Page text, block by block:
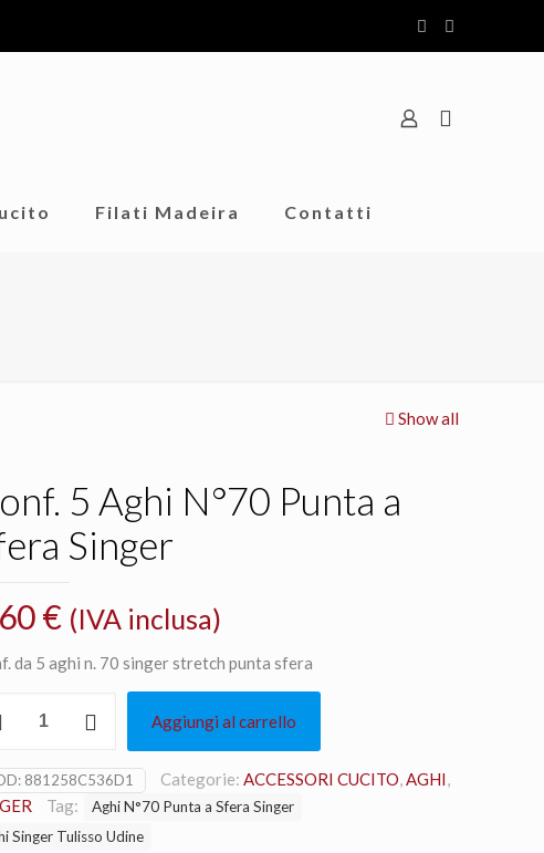
Filati Madeira Contatti
Show all
5 Aghi N°70 Punta a
Singer
€ (IVA inclusa)
da 5 aghi n. 70 singer stretch punta sfera
Aggiungi al carrello
881258C536D1 Categorie: ACCESSORI CUCITO,AGHI,
Tag:
Aghi N°70 Punta a Sfera Singer
Singer Tulisso Udine